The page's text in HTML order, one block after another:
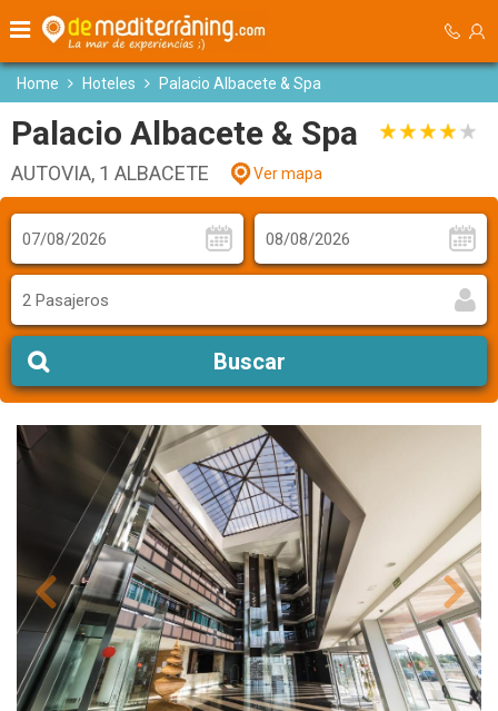
Home Hoteles Palacio Albacete & Spa
Palacio Albacete & Spa
AUTOVIA, 1 ALBACETE Ver mapa
2 Pasajeros
Buscar